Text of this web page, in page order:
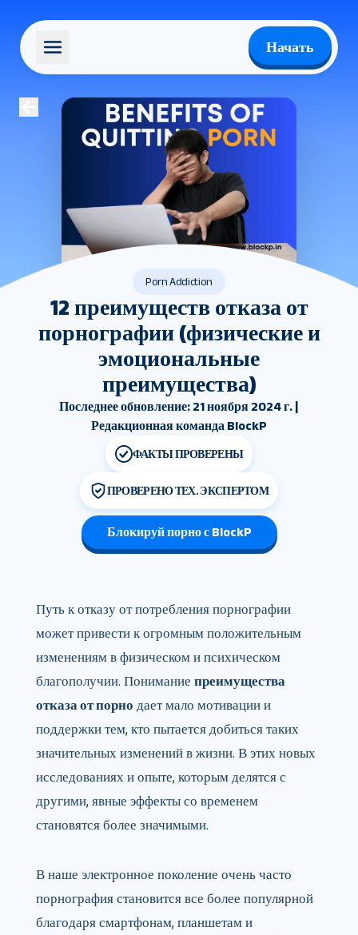
Начать
Porn Addiction
12 преимуществ отказа от
порнографии (физические и
эмоциональные
преимущества)
Последнее обновление: 21 ноября 2024 г. |
Редакционная команда BlockP
ФАКТЫ ПРОВЕРЕНЫ
ПРОВЕРЕНО ТЕХ. ЭКСПЕРТОМ
Блокируй порно с BlockP
Путь к отказу от потребления порнографии
может привести к огромным положительным
изменениям в физическом и психическом
благополучии. Понимание преимущества
отказа от порно дает мало мотивации и
поддержки тем, кто пытается добиться таких
значительных изменений в жизни. В этих новых
исследованиях и опыте, которым делятся с
другими, явные эффекты со временем
становятся более значимыми.
В наше электронное поколение очень часто
порнография становится все более популярной
благодаря смартфонам, планшетам и